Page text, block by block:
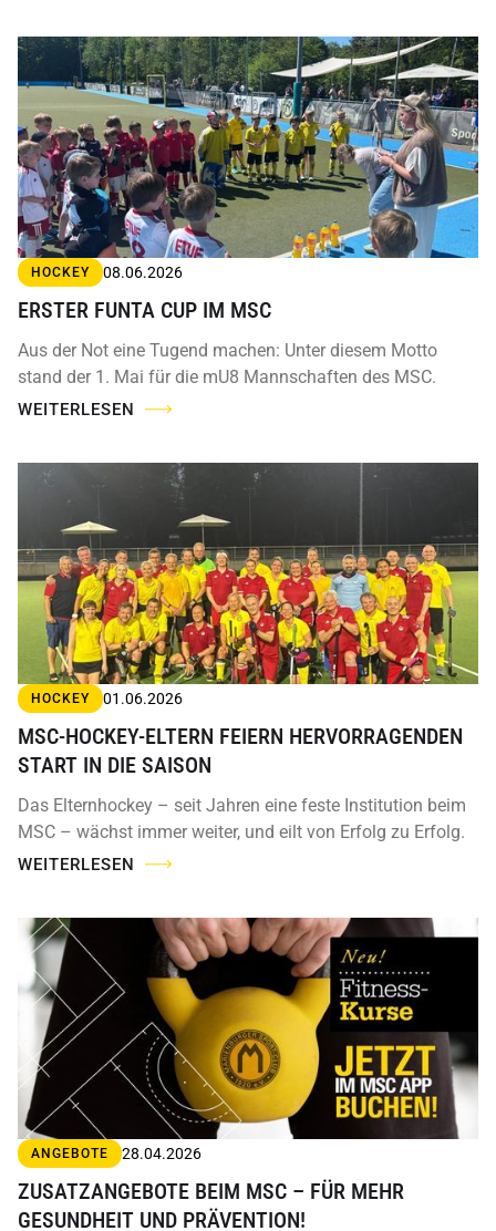
HOCKEY 08.06.2026
ERSTER FUNTA CUP IM MSC
Aus der Not eine Tugend machen: Unter diesem Motto
stand der 1. Mai für die mU8 Mannschaften des MSC.
WEITERLESEN
HOCKEY 01.06.2026
MSC-HOCKEY-ELTERN FEIERN HERVORRAGENDEN
START IN DIE SAISON
Das Elternhockey – seit Jahren eine feste Institution beim
MSC – wächst immer weiter, und eilt von Erfolg zu Erfolg.
WEITERLESEN
ANGEBOTE 28.04.2026
ZUSATZANGEBOTE BEIM MSC – FÜR MEHR
GESUNDHEIT UND PRÄVENTION!